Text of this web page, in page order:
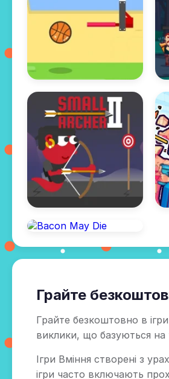
Грайте
Грайте безкоштовно в
виклики, що базуються на
Ігри Вміння створені з
ігри часто включають